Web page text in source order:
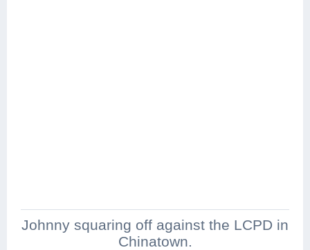
Johnny squaring off against the LCPD in
Chinatown.